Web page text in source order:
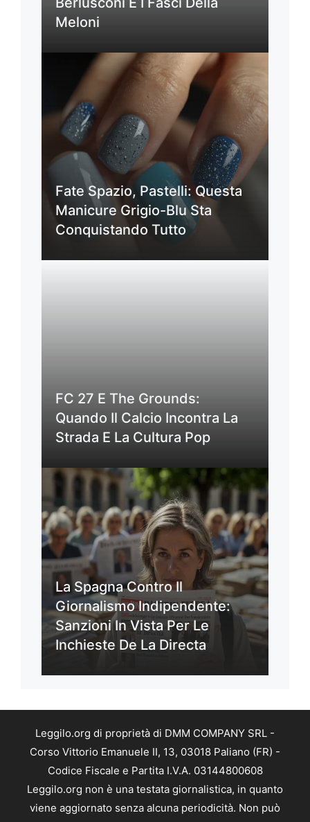
Meloni
Fate Spazio, Pastelli: Questa
Manicure Grigio-Blu Sta
Conquistando Tutto
FC 27 E The Grounds:
Quando Il Calcio Incontra La
Strada E La Cultura Pop
La Spagna Contro Il
Giornalismo Indipendente:
Sanzioni In Vista Per Le
Inchieste De La Directa
Leggilo.org di proprietà di DMM COMPANY SRL -
Corso Vittorio Emanuele II, 13, 03018 Paliano (FR) -
Codice Fiscale e Partita I.V.A. 03144800608
Leggilo.org non è una testata giornalistica, in quanto
viene aggiornato senza alcuna periodicità. Non può